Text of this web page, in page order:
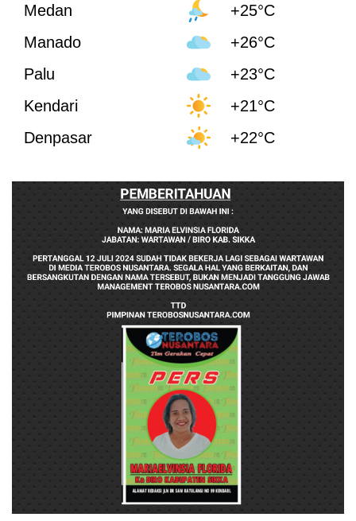
Medan
+25°C
Manado
+26°C
Palu
+23°C
Kendari
+21°C
Denpasar
+22°C